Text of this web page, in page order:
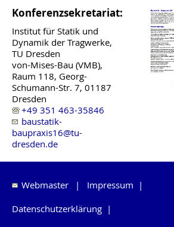
Konferenzsekretariat:
Institut für Statik und
Dynamik der Tragwerke,
TU Dresden
von-Mises-Bau (VMB),
Raum 118, Georg-
Schumann-Str. 7, 01187
Dresden
+49 351 463-35846
baustatik-
baupraxis16@tu-
dresden.de
Webmaster | Impressum |
Datenschutzerklärung |